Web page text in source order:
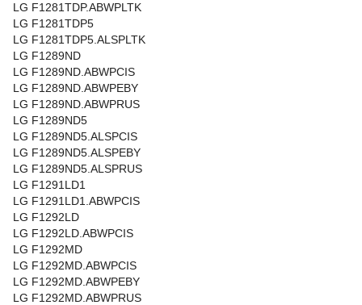
LG F1281TDP.ABWPLTK
LG F1281TDP5
LG F1281TDP5.ALSPLTK
LG F1289ND
LG F1289ND.ABWPCIS
LG F1289ND.ABWPEBY
LG F1289ND.ABWPRUS
LG F1289ND5
LG F1289ND5.ALSPCIS
LG F1289ND5.ALSPEBY
LG F1289ND5.ALSPRUS
LG F1291LD1
LG F1291LD1.ABWPCIS
LG F1292LD
LG F1292LD.ABWPCIS
LG F1292MD
LG F1292MD.ABWPCIS
LG F1292MD.ABWPEBY
LG F1292MD.ABWPRUS